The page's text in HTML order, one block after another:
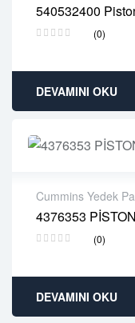
540532400
(0)
2 years warranty
Delivery time: 1-
DEVAMINI OKU
Cummins Yedek
4376353
(0)
2 years warranty
Delivery time: 1-
DEVAMINI OKU